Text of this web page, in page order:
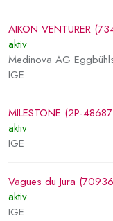
AIKON VENTURER
aktiv
Medinova AG
IGE
MILESTONE (2P-
aktiv
IGE
Vagues du Jura
aktiv
IGE